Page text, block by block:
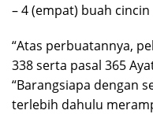
– 4 (empat) buah
“Atas perbuatannya,
338 serta pasal 365
“Barangsiapa dengan
terlebih dahulu